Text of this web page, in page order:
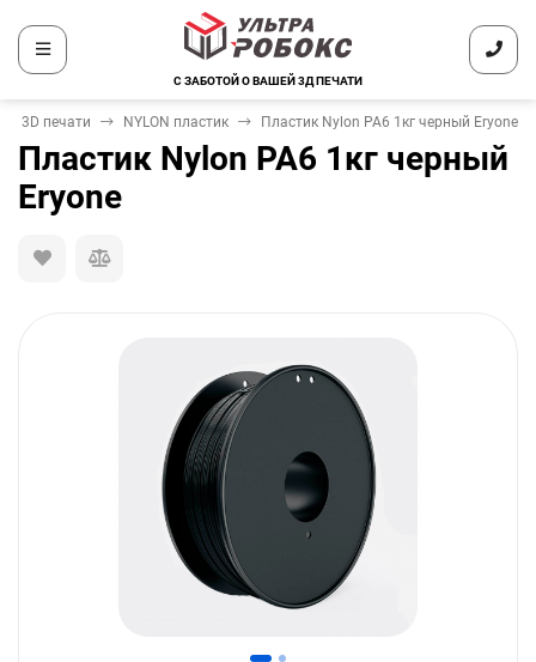
С ЗАБОТОЙ О ВАШЕЙ 3Д ПЕЧАТИ
3D печати NYLON пластик Пластик Nylon PA6 1кг черный Eryone
Пластик Nylon PA6 1кг черный
Eryone